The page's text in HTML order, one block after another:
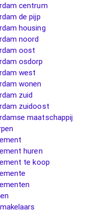
centrum
de pijp
housing
noord
oost
osdorp
west
wonen
zuid
zuidoost
maatschappij
huren
te koop